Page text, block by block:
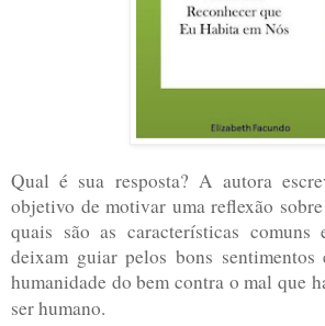
Qual é sua resposta? A autora
objetivo de motivar uma reflexão sobre
quais são as características comuns
deixam guiar pelos bons
humanidade do bem contra o mal que
ser humano.